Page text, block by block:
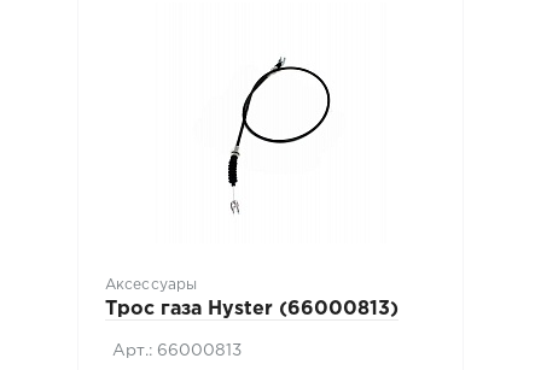
Аксессуары
Трос газа Hyster (66000813)
Арт.: 66000813